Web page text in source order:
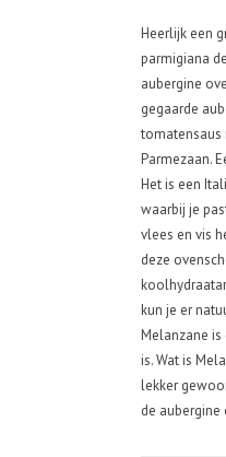
Heerlijk een
parmigiana
aubergine
gegaarde
tomatensaus
Parmezaan.
Het is een
waarbij je
vlees en vis
deze
kun je er
Melanzane
is. Wat is
lekker
de